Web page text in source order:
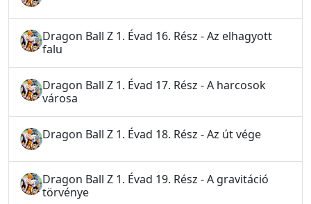
Dragon Ball Z 1. Évad 16. Rész - Az elhagyott
falu
Dragon Ball Z 1. Évad 17. Rész - A harcosok
városa
Dragon Ball Z 1. Évad 18. Rész - Az út vége
Dragon Ball Z 1. Évad 19. Rész - A gravitáció
törvénye